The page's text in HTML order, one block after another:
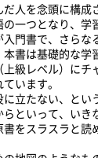
人を念頭に構成
一つとなり、学
門書で、さらな
書は基礎的な学
級レベル）にチ
います。
立たない、とい
といって、いき
をスラスラと読